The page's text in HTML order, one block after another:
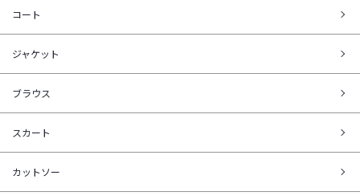
コート
ジャケット
ブラウス
スカート
カットソー